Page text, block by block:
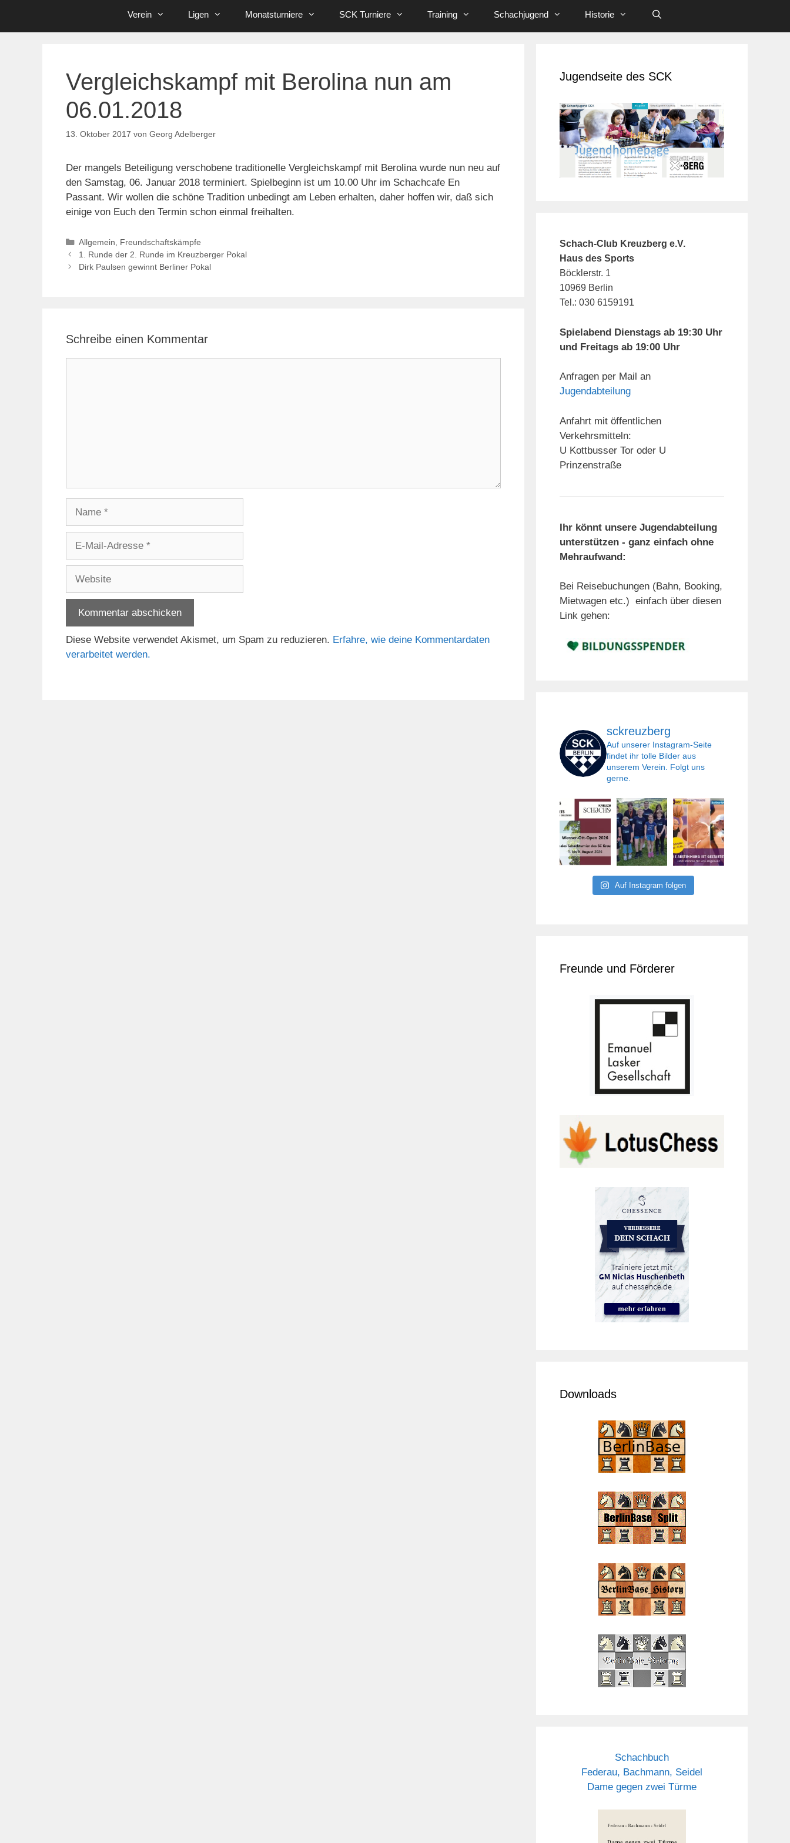
Verein Ligen Monatsturniere SCK Turniere Training Schachjugend Historie
Vergleichskampf mit Berolina nun am
06.01.2018
13. Oktober 2017 von Georg Adelberger
Der mangels Beteiligung verschobene traditionelle Vergleichskampf mit Berolina wurde nun neu auf
den Samstag, 06. Januar 2018 terminiert. Spielbeginn ist um 10.00 Uhr im Schachcafe En
Passant. Wir wollen die schöne Tradition unbedingt am Leben erhalten, daher hoffen wir, daß sich
einige von Euch den Termin schon einmal freihalten.
Kategorien
Allgemein
Freundschaftskämpfe
1. Runde der 2. Runde im Kreuzberger Pokal
Dirk Paulsen gewinnt Berliner Pokal
Schreibe einen Kommentar
Adresse
Diese Website verwendet Akismet, um Spam zu reduzieren. Erfahre, wie deine Kommentardaten
verarbeitet werden.
Jugendseite des SCK
Schach-Club Kreuzberg e.V.
Haus des Sports
Böcklerstr. 1
10969 Berlin
Tel.: 030 6159191
Spielabend Dienstags ab 19:30 Uhr
und Freitags ab 19:00 Uhr
Anfragen per Mail an
Jugendabteilung
Anfahrt mit öffentlichen
Verkehrsmitteln:
U Kottbusser Tor oder U
Prinzenstraße
Ihr könnt unsere Jugendabteilung
unterstützen - ganz einfach ohne
Mehraufwand:
Bei Reisebuchungen (Bahn, Booking,
Mietwagen etc.) einfach über diesen
Link gehen:
sckreuzberg
Auf unserer Instagram-Seite
findet ihr tolle Bilder aus
unserem Verein. Folgt uns
gerne.
Auf Instagram folgen
Freunde und Förderer
Downloads
Schachbuch
Federau, Bachmann, Seidel
Dame gegen zwei Türme